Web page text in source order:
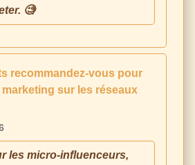
🧐
recommandez-vous pour
sur les réseaux
les micro-influenceurs,